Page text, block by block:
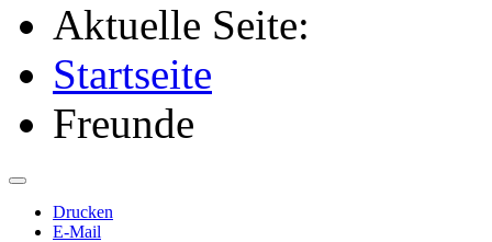
Aktuelle Seite:
Startseite
Freunde
Drucken
E-Mail